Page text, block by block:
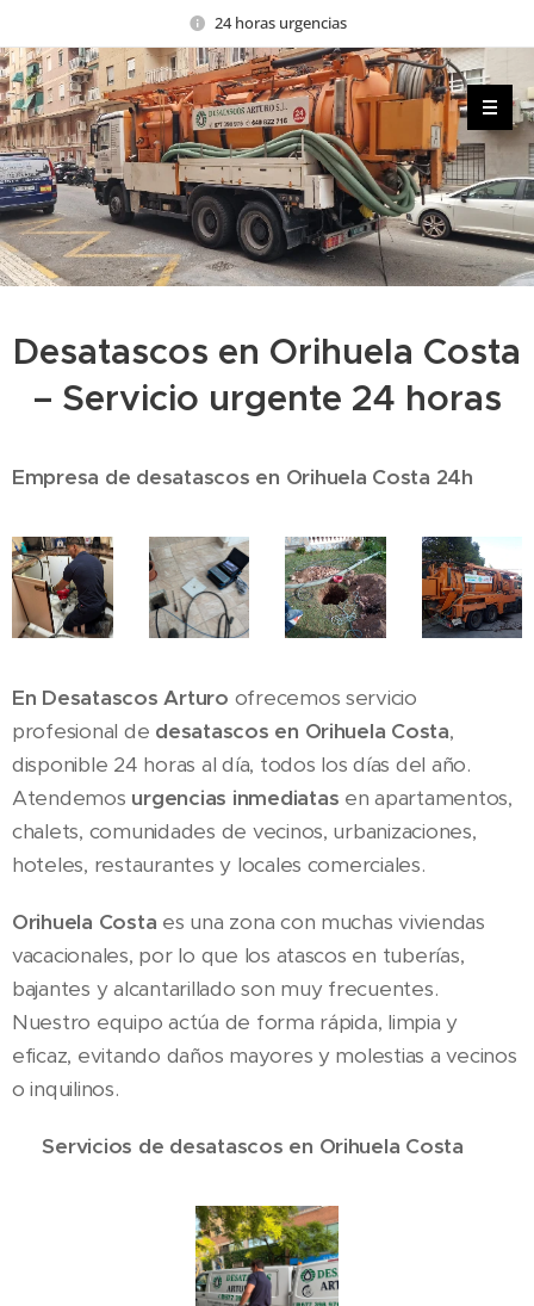
24 horas urgencias
Desatascos en Orihuela Costa
– Servicio urgente 24 horas
Empresa de desatascos en Orihuela Costa 24h
En Desatascos Arturo ofrecemos servicio
profesional de desatascos en Orihuela Costa,
disponible 24 horas al día, todos los días del año.
Atendemos urgencias inmediatas en apartamentos,
chalets, comunidades de vecinos, urbanizaciones,
hoteles, restaurantes y locales comerciales.
Orihuela Costa es una zona con muchas viviendas
vacacionales, por lo que los atascos en tuberías,
bajantes y alcantarillado son muy frecuentes.
Nuestro equipo actúa de forma rápida, limpia y
eficaz, evitando daños mayores y molestias a vecinos
o inquilinos.
🛠️ Servicios de desatascos en Orihuela Costa